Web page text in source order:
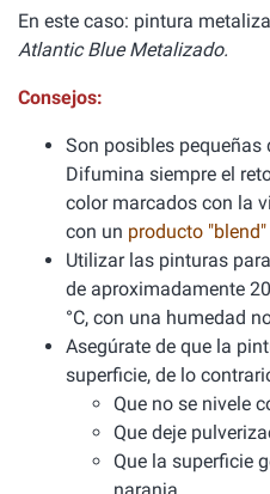
En este caso: pintura
Atlantic Blue Metalizado.
Consejos:
Son posibles pequeñas
Difumina siempre el
color marcados con la
con un producto
Utilizar las pinturas
de aproximadamente
°C, con una humedad
Asegúrate de que la
superficie, de lo
Que no se nivele
Que deje
Que la superficie